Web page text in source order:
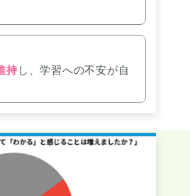
持し、学習への不安が自